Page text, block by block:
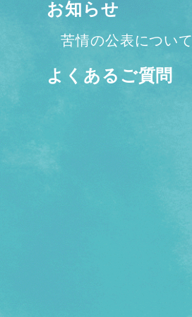
お知らせ
苦情の公表について
よくあるご質問